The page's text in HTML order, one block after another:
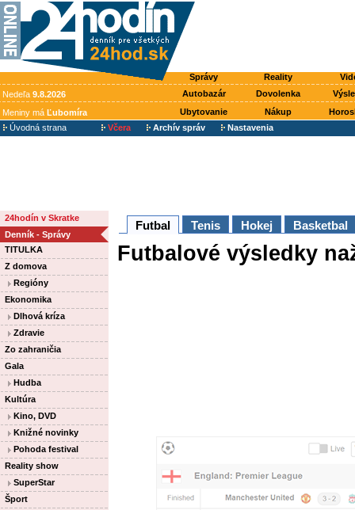
Správy Reality
Nedeľa 9.8.2026 Autobazár Dovolenka
Meniny má Ľubomíra Ubytovanie Nákup
Úvodná strana
Včera Archív správ Nastavenia
24hodín v Skratke
Denník - Správy
TITULKA
Z domova
Regióny
Ekonomika
Dlhová kríza
Zdravie
Zo zahraničia
Gala
Hudba
Kultúra
Kino, DVD
Knižné novinky
Pohoda festival
Reality show
SuperStar
Šport
Futbal Tenis Hokej Basketbal
Futbalové výsledky